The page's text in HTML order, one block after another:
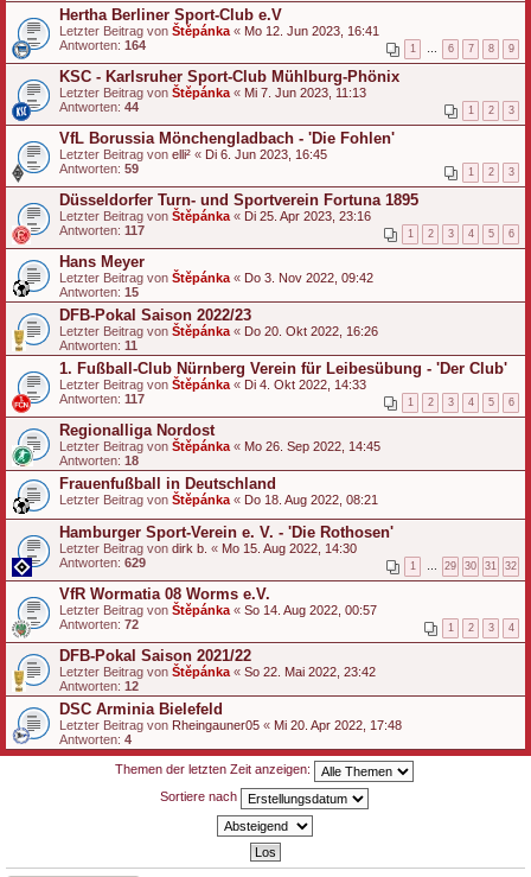
Hertha Berliner Sport-Club e.V
Letzter Beitrag von Štěpánka « Mo 12. Jun 2023, 16:41
Antworten: 164 1 6 7 8 9
KSC - Karlsruher Sport-Club Mühlburg-Phönix
Letzter Beitrag von Štěpánka « Mi 7. Jun 2023, 11:13
Antworten: 44 1 2 3
VfL Borussia Mönchengladbach - 'Die Fohlen'
Letzter Beitrag von elli² « Di 6. Jun 2023, 16:45
Antworten: 59 1 2 3
Düsseldorfer Turn- und Sportverein Fortuna 1895
Letzter Beitrag von Štěpánka « Di 25. Apr 2023, 23:16
Antworten: 117 1 2 3 4 5 6
Hans Meyer
Letzter Beitrag von Štěpánka « Do 3. Nov 2022, 09:42
Antworten: 15
DFB-Pokal Saison 2022/23
Letzter Beitrag von Štěpánka « Do 20. Okt 2022, 16:26
Antworten: 11
1. Fußball-Club Nürnberg Verein für Leibesübung - 'Der Club'
Letzter Beitrag von Štěpánka « Di 4. Okt 2022, 14:33
Antworten: 117 1 2 3 4 5 6
Regionalliga Nordost
Letzter Beitrag von Štěpánka « Mo 26. Sep 2022, 14:45
Antworten: 18
Frauenfußball in Deutschland
Letzter Beitrag von Štěpánka « Do 18. Aug 2022, 08:21
Hamburger Sport-Verein e. V. - 'Die Rothosen'
Letzter Beitrag von dirk b. « Mo 15. Aug 2022, 14:30
Antworten: 629 1 29 30 31 32
VfR Wormatia 08 Worms e.V.
Letzter Beitrag von Štěpánka « So 14. Aug 2022, 00:57
Antworten: 72 1 2 3 4
DFB-Pokal Saison 2021/22
Letzter Beitrag von Štěpánka « So 22. Mai 2022, 23:42
Antworten: 12
DSC Arminia Bielefeld
Letzter Beitrag von Rheingauner05 « Mi 20. Apr 2022, 17:48
Antworten: 4
Themen der letzten Zeit anzeigen:
Sortiere nach